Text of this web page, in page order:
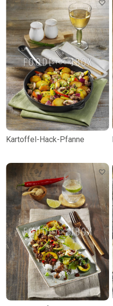
Kartoffel-Hack-Pfanne